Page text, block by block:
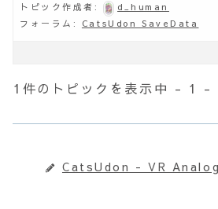
トピック作成者:
d_human
フォーラム: CatsUdon SaveData
1件のトピックを表示中 - 1 -
CatsUdon - VR